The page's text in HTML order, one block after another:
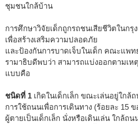
ชุมชนใกล้บ้าน
การศึกษาวิจัยเด็กถูกรถชนเสียชีวิตในก
เพื่อสร้างเสริมความปลอดภัย
และป้องกันการบาดเจ็บในเด็ก คณะแพท
รามาธิบดีพบว่า สามารถแบ่งออกตามเห
แบบคือ
ชนิดที่ 1 เกิดในเด็กเล็ก ขณะเล่นอยู่ใกล้
การใช้ถนนเพื่อการเดินทาง (ร้อยละ 15
ผู้ตายเป็นเด็กเล็ก นั่งหรือเดินเล่น ใกล้